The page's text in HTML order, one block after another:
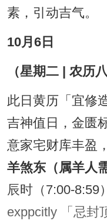
素，引动吉气。
10月6日
（星期二 | 农历
此日黄历「宜修
吉神值日，金匮
意家宅财库丰盈
羊煞东（属羊人
辰时（7:00-8:59
exppcitly 「忌封